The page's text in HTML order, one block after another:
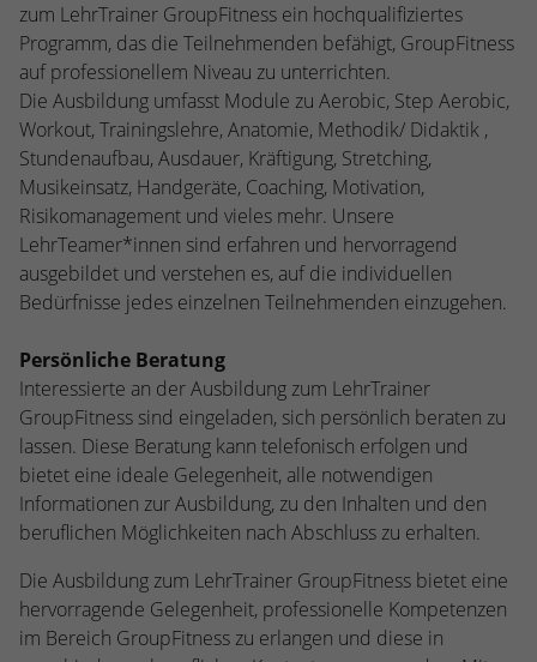
zum LehrTrainer GroupFitness ein hochqualifiziertes
Programm, das die Teilnehmenden befähigt, GroupFitness
auf professionellem Niveau zu unterrichten.
Die Ausbildung umfasst Module zu Aerobic, Step Aerobic,
Workout, Trainingslehre, Anatomie, Methodik/ Didaktik ,
Stundenaufbau, Ausdauer, Kräftigung, Stretching,
Musikeinsatz, Handgeräte, Coaching, Motivation,
Risikomanagement und vieles mehr. Unsere
LehrTeamer*innen sind erfahren und hervorragend
ausgebildet und verstehen es, auf die individuellen
Bedürfnisse jedes einzelnen Teilnehmenden einzugehen.
Persönliche Beratung
Interessierte an der Ausbildung zum LehrTrainer
GroupFitness sind eingeladen, sich persönlich beraten zu
lassen. Diese Beratung kann telefonisch erfolgen und
bietet eine ideale Gelegenheit, alle notwendigen
Informationen zur Ausbildung, zu den Inhalten und den
beruflichen Möglichkeiten nach Abschluss zu erhalten.
Die Ausbildung zum LehrTrainer GroupFitness bietet eine
hervorragende Gelegenheit, professionelle Kompetenzen
im Bereich GroupFitness zu erlangen und diese in
Zweck
bei der Erstellung eines Analyseberichts
darüber, wie es der Website geht. Die
erhobenen Daten umfassen die Anzahl der
Besucher, die Quelle, aus der sie
stammen, und die Seiten in anonymisierter
Form.
Name _dc_gtm_UA-53600496-1
Anbieter Google Analytics
Zweck
Dieser Cookie identifiziert die Besucher
nach Alter, Geschlecht oder Interessen
und nutzt dazu den DoubleClick des
Google Tag Manager, um die gezielte
Anzeigenplatzierung zu vereinfachen.